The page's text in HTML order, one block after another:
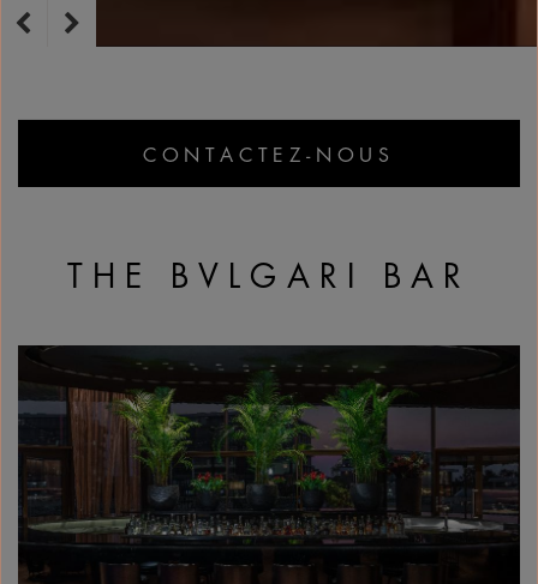
CONTACTEZ-NOUS
THE BVLGARI BAR